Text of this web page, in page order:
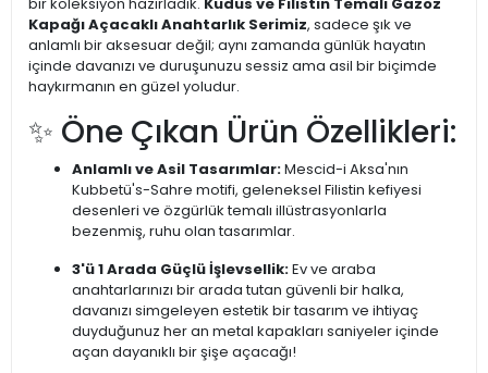
bir koleksiyon hazırladık. Kudüs ve Filistin Temalı Gazoz
Kapağı Açacaklı Anahtarlık Serimiz, sadece şık ve
anlamlı bir aksesuar değil; aynı zamanda günlük hayatın
içinde davanızı ve duruşunuzu sessiz ama asil bir biçimde
haykırmanın en güzel yoludur.
✨ Öne Çıkan Ürün Özellikleri:
Anlamlı ve Asil Tasarımlar:Mescid-i Aksa'nın
Kubbetü's-Sahre motifi, geleneksel Filistin kefiyesi
desenleri ve özgürlük temalı illüstrasyonlarla
bezenmiş, ruhu olan tasarımlar.
3'ü 1 Arada Güçlü İşlevsellik:Ev ve araba
anahtarlarınızı bir arada tutan güvenli bir halka,
davanızı simgeleyen estetik bir tasarım ve ihtiyaç
duyduğunuz her an metal kapakları saniyeler içinde
açan dayanıklı bir şişe açacağı!